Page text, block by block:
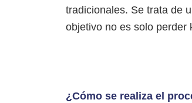
tradicionales. Se trata de
objetivo no es solo perder
¿Cómo se realiza el